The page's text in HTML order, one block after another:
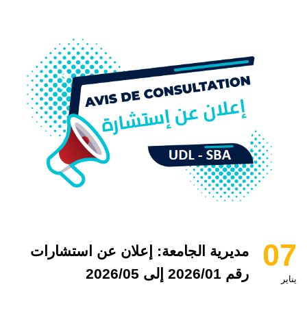
07
يناير
مديرية الجامعة: إعلان عن استشارات
رقم 2026/01 إلى 2026/05